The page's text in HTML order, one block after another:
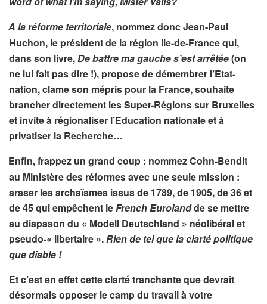
A la réforme territoriale, nommez donc Jean-Paul
Huchon, le président de la région Ile-de-France qui,
dans son livre,De battre ma gauche s’est arrêtée(on
ne lui fait pas dire !), propose de démembrer l’Etat-
nation, clame son mépris pour la France, souhaite
brancher directement les Super-Régions sur Bruxelles
et invite à régionaliser l’Education nationale et à
privatiser la Recherche…
Enfin, frappez un grand coup : nommez Cohn-Bendit
au Ministère des réformes avec une seule mission :
araser les archaïsmes issus de 1789, de 1905, de 36 et
de 45 qui empêchent leFrench Eurolandde se mettre
au diapason du « Modell Deutschland » néolibéral et
pseudo-« libertaire ».Rien de tel que la clarté politique
que diable !
Et c’est en effet cette clarté tranchante que devrait
désormais opposer le camp du travail à votre